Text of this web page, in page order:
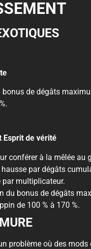
bonus de dégâts
Esprit de vérité
conférer à la mêlée au
par dégâts
par multiplicateur.
du bonus de dégâts
de 100 % à 170 %.
problème où des mods